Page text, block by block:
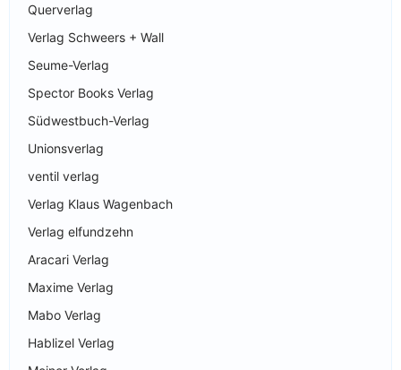
Querverlag
Verlag Schweers + Wall
Seume-Verlag
Spector Books Verlag
Südwestbuch-Verlag
Unionsverlag
ventil verlag
Verlag Klaus Wagenbach
Verlag elfundzehn
Aracari Verlag
Maxime Verlag
Mabo Verlag
Hablizel Verlag